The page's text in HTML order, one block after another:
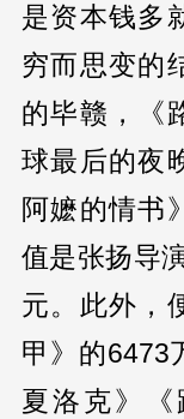
是资本钱多
穷而思变的
的毕赣，《
球最后的夜
阿嬷的情书
值是张扬导
元。此外，
甲》的6473
夏洛克》《